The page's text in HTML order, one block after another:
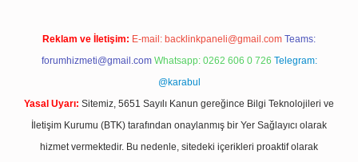
Reklam ve İletişim: E-mail: backlinkpaneli@gmail.com Teams:
forumhizmeti@gmail.com Whatsapp: 0262 606 0 726 Telegram:
@karabul
Yasal Uyarı: Sitemiz, 5651 Sayılı Kanun gereğince Bilgi Teknolojileri ve
İletişim Kurumu (BTK) tarafından onaylanmış bir Yer Sağlayıcı olarak
hizmet vermektedir. Bu nedenle, sitedeki içerikleri proaktif olarak